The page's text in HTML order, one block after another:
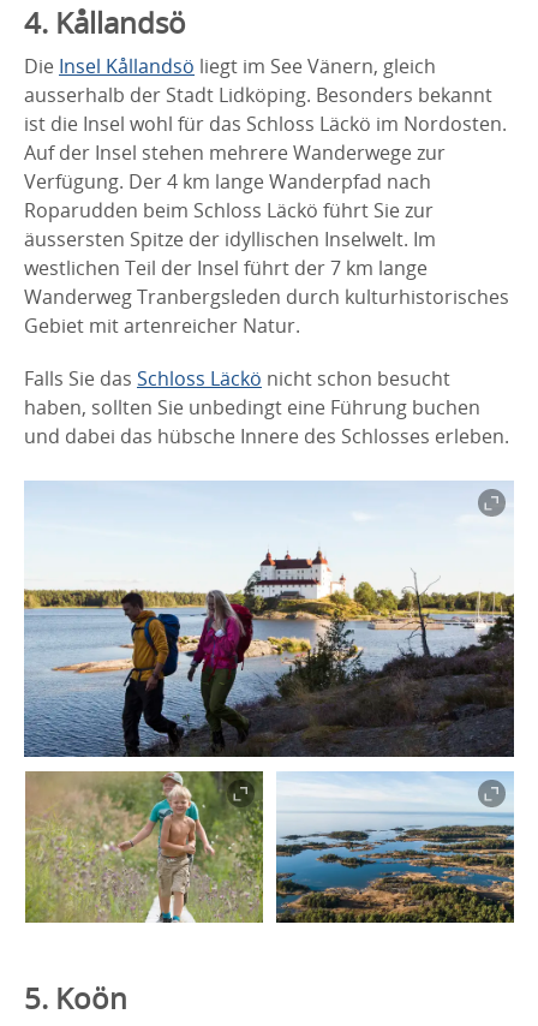
4. Kållandsö
Die Insel Kållandsö liegt im See Vänern, gleich
ausserhalb der Stadt Lidköping. Besonders bekannt
ist die Insel wohl für das Schloss Läckö im Nordosten.
Auf der Insel stehen mehrere Wanderwege zur
Verfügung. Der 4 km lange Wanderpfad nach
Roparudden beim Schloss Läckö führt Sie zur
äussersten Spitze der idyllischen Inselwelt. Im
westlichen Teil der Insel führt der 7 km lange
Wanderweg Tranbergsleden durch kulturhistorisches
Gebiet mit artenreicher Natur.
Falls Sie das Schloss Läckö nicht schon besucht
haben, sollten Sie unbedingt eine Führung buchen
und dabei das hübsche Innere des Schlosses erleben.
5. Koön